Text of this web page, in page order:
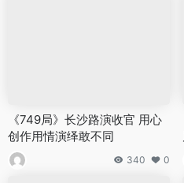
《749局》长沙路演收官 用心
创作用情演绎敢不同
340 0